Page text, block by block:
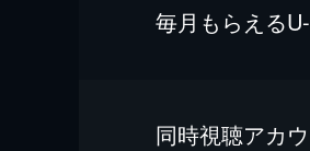
毎⽉もらえる
同時視聴アカ